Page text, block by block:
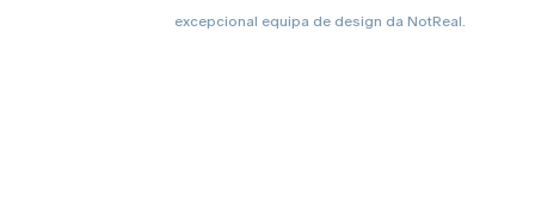
excepcional equipa de design da NotReal.